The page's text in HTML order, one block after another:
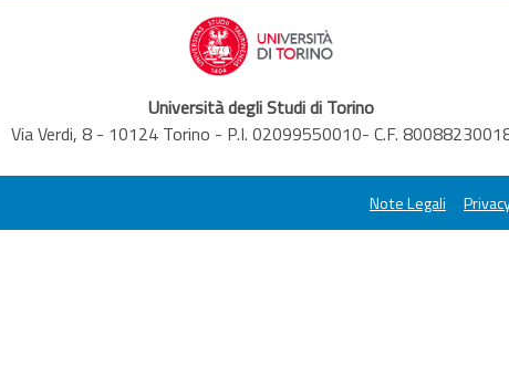
Università degli Studi di Torino
Via Verdi, 8 - 10124 Torino - P.I. 02099550010- C.F.
Note Legali